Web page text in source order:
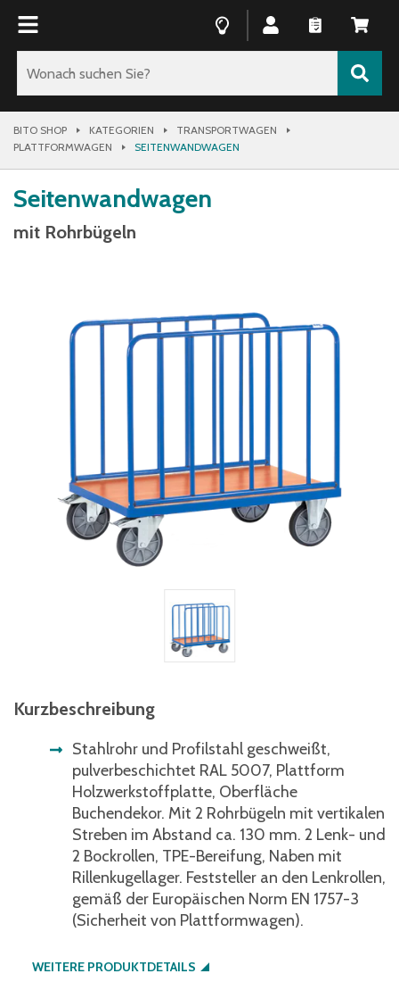
BITO SHOP KATEGORIEN
TRANSPORTWAGEN
PLATTFORMWAGEN
SEITENWANDWAGEN
Seitenwandwagen
mit Rohrbügeln
Kurzbeschreibung
Stahlrohr und Profilstahl geschweißt,
pulverbeschichtet RAL 5007, Plattform
Holzwerkstoffplatte, Oberfläche
Buchendekor. Mit 2 Rohrbügeln mit vertikalen
Streben im Abstand ca. 130 mm. 2 Lenk- und
2 Bockrollen, TPE-Bereifung, Naben mit
Rillenkugellager. Feststeller an den Lenkrollen,
gemäß der Europäischen Norm EN 1757-3
(Sicherheit von Plattformwagen).
WEITERE PRODUKTDETAILS